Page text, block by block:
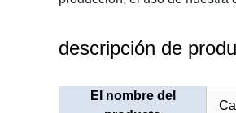
descripción de
El nombre del